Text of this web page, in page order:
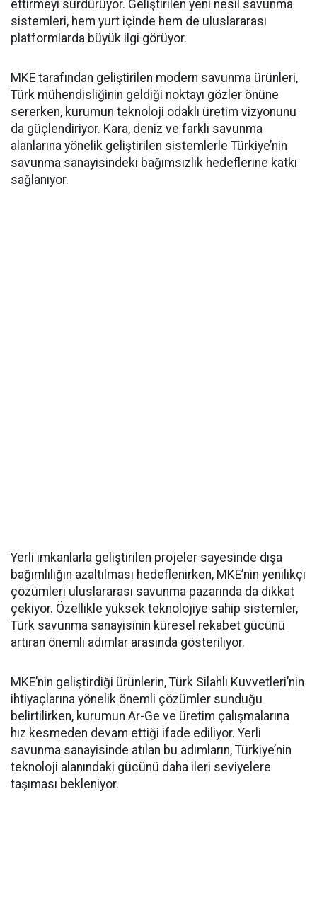
ettirmeyi sürdürüyor. Geliştirilen yeni nesil savunma
sistemleri, hem yurt içinde hem de uluslararası
platformlarda büyük ilgi görüyor.
MKE tarafından geliştirilen modern savunma ürünleri,
Türk mühendisliğinin geldiği noktayı gözler önüne
sererken, kurumun teknoloji odaklı üretim vizyonunu
da güçlendiriyor. Kara, deniz ve farklı savunma
alanlarına yönelik geliştirilen sistemlerle Türkiye’nin
savunma sanayisindeki bağımsızlık hedeflerine katkı
sağlanıyor.
Yerli imkanlarla geliştirilen projeler sayesinde dışa
bağımlılığın azaltılması hedeflenirken, MKE’nin yenilikçi
çözümleri uluslararası savunma pazarında da dikkat
çekiyor. Özellikle yüksek teknolojiye sahip sistemler,
Türk savunma sanayisinin küresel rekabet gücünü
artıran önemli adımlar arasında gösteriliyor.
MKE’nin geliştirdiği ürünlerin, Türk Silahlı Kuvvetleri’nin
ihtiyaçlarına yönelik önemli çözümler sunduğu
belirtilirken, kurumun Ar-Ge ve üretim çalışmalarına
hız kesmeden devam ettiği ifade ediliyor. Yerli
savunma sanayisinde atılan bu adımların, Türkiye’nin
teknoloji alanındaki gücünü daha ileri seviyelere
taşıması bekleniyor.